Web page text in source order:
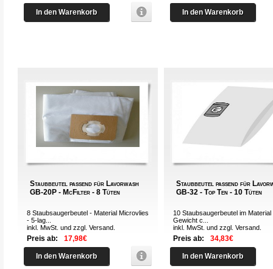
In den Warenkorb In den Warenkorb
Staubbeutel passend für Lavorwash
GB-20P - McFilter - 8 Tüten
8 Staubsaugerbeutel - Material Microvlies
- 5-lag...
inkl. MwSt. und zzgl.Versand
Preis ab: 17,98€
In den Warenkorb
Staubbeutel passend für
GB-32 - Top Ten - 10 Tüten
10 Staubsaugerbeutel im Material
Gewicht c...
inkl. MwSt. und zzgl.Versand
Preis ab: 34,83€
In den Warenkorb